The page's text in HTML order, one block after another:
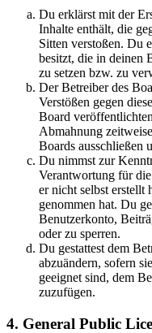
Du erklärst mit der
Inhalte enthält, die
Sitten verstoßen. Du
besitzt, die in deinen
zu setzen bzw. zu
Der Betreiber des
Verstößen gegen
Board
Abmahnung
Boards ausschließen
Du nimmst zur
Verantwortung für
er nicht selbst erstellt
genommen hat. Du
Benutzerkonto,
oder zu sperren.
Du gestattest dem
abzuändern, sofern
geeignet sind, dem
zuzufügen.
4. General Public